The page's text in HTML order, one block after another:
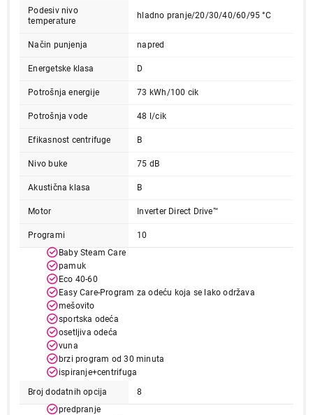
Podesiv nivo
temperаture
hladno pranje/20/30/40/60/95 °C
Način punjenja napred
Energetske klasa D
Potrošnja energije 73 kWh/100 cik
Potrošnja vode 48 l/cik
Efikasnost centrifuge B
Nivo buke 75 dB
Akustična klasa B
Motor Inverter Direct Drive™
Programi
10
Baby Steam Care
pamuk
Eco 40-60
Easy Care-Program za odeću koja se lako održava
mešovito
sportska odeća
osetljiva odeća
vuna
brzi program od 30 minuta
ispiranje+centrifuga
Broj dodatnih opcija
8
predpranje
MAŠINE ZA PRANJE VEŠA
LG F4J3TS4WE
Proizvod je dodat u korpu.
Ukupno u korpi:0,00